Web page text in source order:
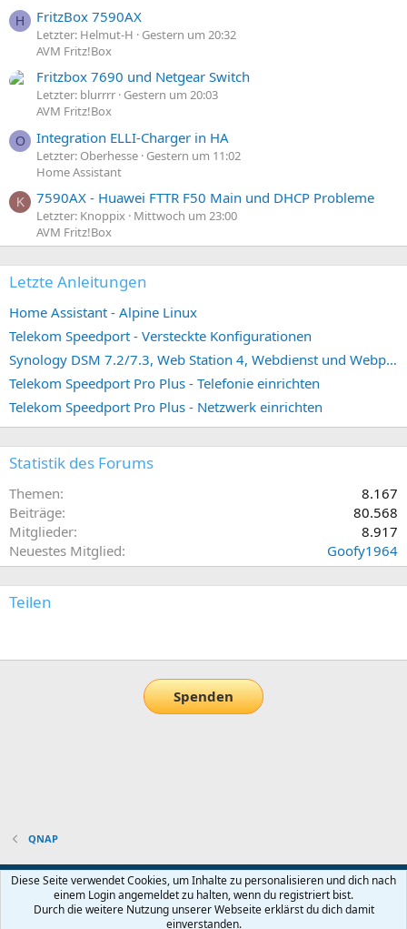
H FritzBox 7590AX
Letzter: Helmut-H
Gestern um 20:32
AVM Fritz!Box
Fritzbox 7690 und Netgear Switch
Letzter: blurrrr Gestern um 20:03
AVM Fritz!Box
O Integration ELLI-Charger in HA
Letzter: Oberhesse Gestern um 11:02
Home Assistant
K 7590AX - Huawei FTTR F50 Main und DHCP Probleme
Letzter: Knoppix Mittwoch um 23:00
AVM Fritz!Box
Letzte Anleitungen
Home Assistant - Alpine Linux
Telekom Speedport - Versteckte Konfigurationen
Synology DSM 7.2/7.3, Web Station 4, Webdienst und Webportal erstellen (ehemals vHost)
Telekom Speedport Pro Plus - Telefonie einrichten
Telekom Speedport Pro Plus - Netzwerk einrichten
Statistik des Forums
Themen
8.167
Beiträge
80.568
Mitglieder
8.917
Neuestes Mitglied
Goofy1964
Teilen
Spenden
QNAP
Default-Theme
Nutzungsbedingungen
Datenschutz Hilfe und Impressum Start
Diese Seite verwendet Cookies, um Inhalte zu personalisieren und dich nach
einem Login angemeldet zu halten, wenn du registriert bist.
Durch die weitere Nutzung unserer Webseite erklärst du dich damit
einverstanden.